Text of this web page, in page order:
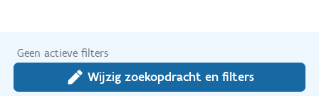
Geen actieve filters
Wijzig zoekopdracht en filters